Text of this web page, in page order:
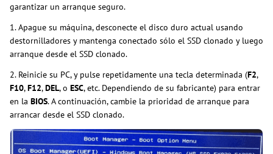
garantizar un arranque seguro.
1. Apague su máquina, desconecte el disco duro actual usando
destornilladores y mantenga conectado sólo el SSD clonado y luego
arranque desde el SSD clonado.
2. Reinicie su PC, y pulse repetidamente una tecla determinada (F2,
F10,F12,DEL, o ESC, etc. Dependiendo de su fabricante) para entrar
en la BIOS. A continuación, cambie la prioridad de arranque para
arrancar desde el SSD clonado.